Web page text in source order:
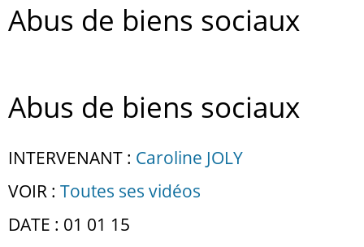
Abus de biens sociaux
Abus de biens sociaux
INTERVENANT : Caroline JOLY
VOIR : Toutes ses vidéos
DATE : 01 01 15